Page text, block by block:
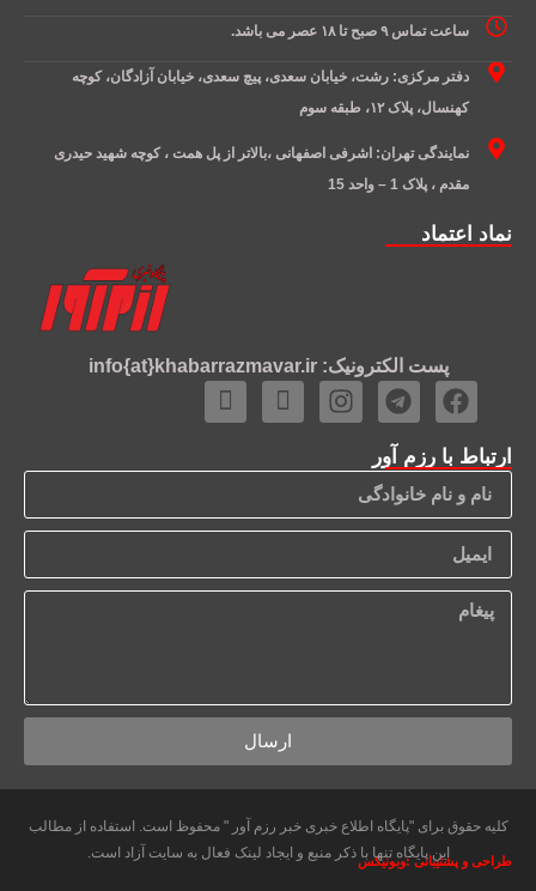
ساعت تماس ۹ صبح تا ۱۸ عصر می باشد.
دفتر مرکزی: رشت، خیابان سعدی، پیچ سعدی، خیابان آزادگان، کوچه
کهنسال، پلاک ۱۲، طبقه سوم
نمایندگی تهران: اشرفی اصفهانی ،بالاتر از پل همت ، کوچه شهید حیدری
مقدم ، پلاک 1 – واحد 15
پست الکترونیک: info{at}khabarrazmavar.ir
نماد اعتماد
ارتباط با رزم آور
ارسال
طراحی و پشتیبانی :وبونیکس
کلیه حقوق برای "پایگاه اطلاع خبری خبر رزم آور " محفوظ است. استفاده از مطالب
این پایگاه تنها با ذکر منبع و ایجاد لینک فعال به سایت آزاد است.